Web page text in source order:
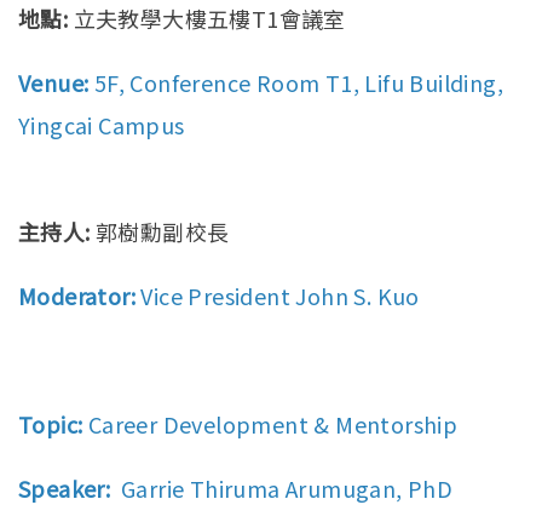
地點: 立夫教學大樓五樓T1會議室
Venue: 5F, Conference Room T1, Lifu Building,
Yingcai Campus
主持人:郭樹勳副校長
Moderator:Vice President John S. Kuo
Topic: Career Development & Mentorship
Speaker: Garrie Thiruma Arumugan, PhD